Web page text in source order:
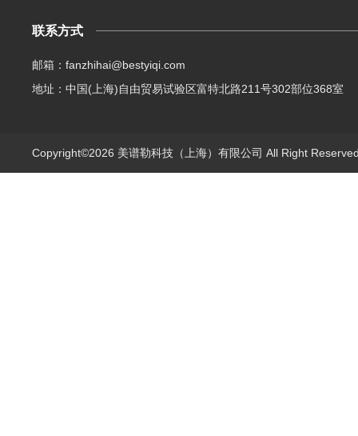
联系方式
邮箱：fanzhihai@bestyiqi.com
地址：中国(上海)自由贸易试验区富特北路211号302部位368室
Copyright©2026 美谱勒科技（上海）有限公司 All Right